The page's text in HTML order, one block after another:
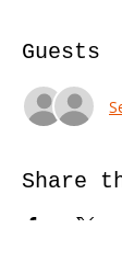
Guests
Share